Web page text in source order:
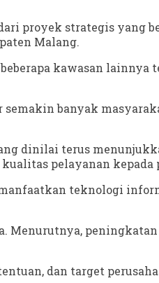
proyek strategis yang
Malang.
kawasan lainnya
semakin banyak
dinilai terus
pelayanan kepada
teknologi
Menurutnya, peningkatan
dan target